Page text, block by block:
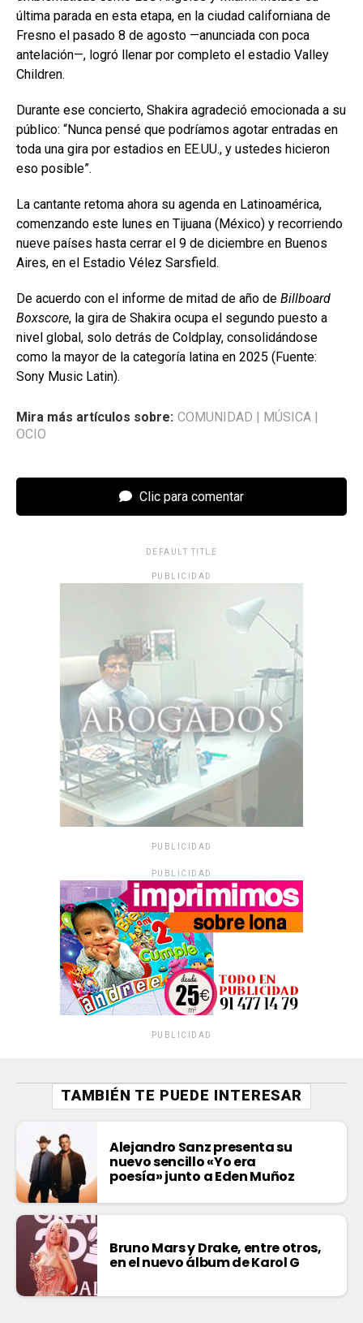
última parada en esta etapa, en la ciudad californiana de
Fresno el pasado 8 de agosto —anunciada con poca
antelación—, logró llenar por completo el estadio Valley
Children.
Durante ese concierto, Shakira agradeció emocionada a su
público: “Nunca pensé que podríamos agotar entradas en
toda una gira por estadios en EE.UU., y ustedes hicieron
eso posible”.
La cantante retoma ahora su agenda en Latinoamérica,
comenzando este lunes en Tijuana (México) y recorriendo
nueve países hasta cerrar el 9 de diciembre en Buenos
Aires, en el Estadio Vélez Sarsfield.
De acuerdo con el informe de mitad de año de Billboard
Boxscore, la gira de Shakira ocupa el segundo puesto a
nivel global, solo detrás de Coldplay, consolidándose
como la mayor de la categoría latina en 2025 (Fuente:
Sony Music Latin).
Mira más artículos sobre: COMUNIDAD MÚSICA
OCIO
Clic para comentar
DEFAULT TITLE
PUBLICIDAD
PUBLICIDAD
PUBLICIDAD
PUBLICIDAD
TAMBIÉN TE PUEDE INTERESAR
Alejandro Sanz presenta su
nuevo sencillo «Yo era
poesía» junto a Eden Muñoz
Bruno Mars y Drake, entre otros,
en el nuevo álbum de Karol G